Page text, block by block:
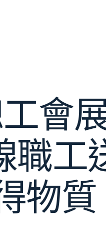
會
職工
物質